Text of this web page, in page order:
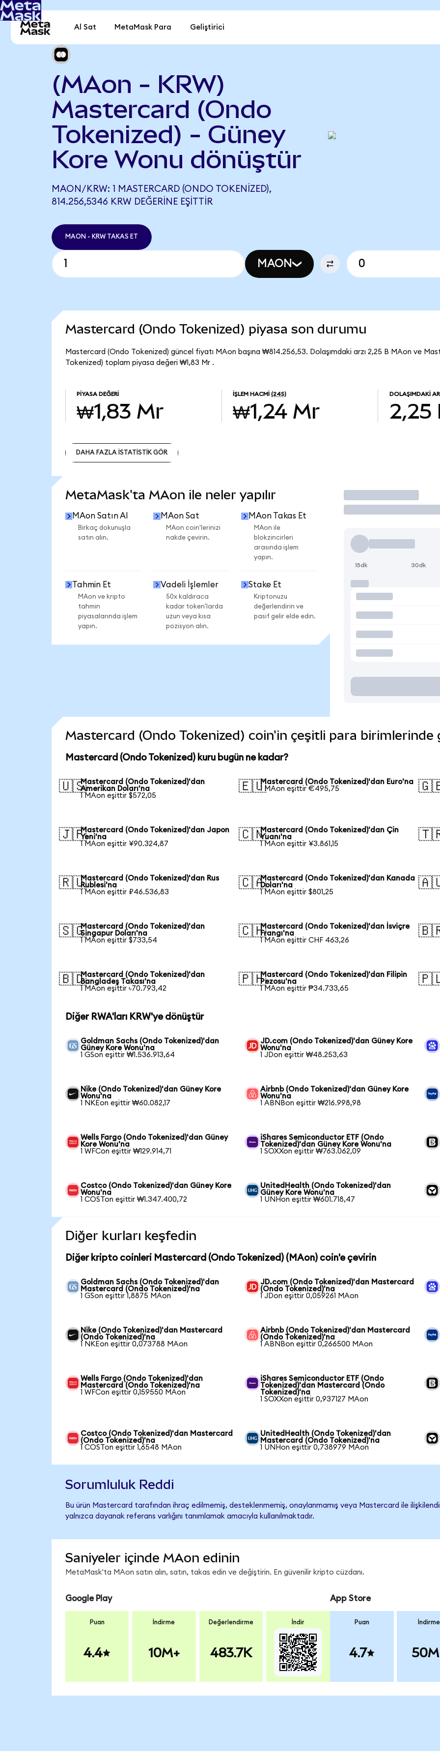
Al Sat MetaMask Para Geliştirici
(MAon - KRW)
Mastercard (Ondo
Tokenized) - Güney
Kore Wonu dönüştür
MAON/KRW: 1 MASTERCARD (ONDO TOKENIZED),
814.256,5346 KRW DEĞERINE EŞITTIR
MAON - KRW TAKAS ET
MAON
Mastercard (Ondo Tokenized) piyasa son durumu
Mastercard (Ondo Tokenized) güncel fiyatı MAon başına ₩814.256,53. Dolaşımdaki arzı 2,25 B MAon ve
Tokenized) toplam piyasa değeri ₩1,83 Mr .
PIYASA DEĞERI
₩1,83 Mr
İŞLEM HACMI (24S)
₩1,24 Mr
DOLAŞIMDAKI
2,25
DAHA FAZLA İSTATİSTİK GÖR
MetaMask'ta MAon ile neler yapılır
MAon Satın Al
Birkaç dokunuşla
satın alın.
MAon Sat
MAon coin'lerinizi
nakde çevirin.
MAon Takas Et
MAon ile
blokzincirleri
arasında işlem
yapın.
Tahmin Et
MAon ve kripto
tahmin
piyasalarında işlem
yapın.
Vadeli İşlemler
50x kaldıraca
kadar token'larda
uzun veya kısa
pozisyon alın.
Stake Et
Kriptonuzu
değerlendirin ve
pasif gelir elde edin.
İşlem Yap
15dk 30dk
Mastercard (Ondo Tokenized) coin'in çeşitli para birimlerinde
Mastercard (Ondo Tokenized) kuru bugün ne kadar?
🇺🇸Mastercard (Ondo Tokenized)'dan
Amerikan Doları'na
1 MAon eşittir $572,05
🇪🇺Mastercard (Ondo Tokenized)'dan Euro'na
1 MAon eşittir €495,75
🇯🇵Mastercard (Ondo Tokenized)'dan Japon
Yeni'na
1 MAon eşittir ¥90.324,87
🇨🇳Mastercard (Ondo Tokenized)'dan Çin
Yuanı'na
1 MAon eşittir ¥3.861,15
🇷🇺Mastercard (Ondo Tokenized)'dan Rus
Rublesi'na
1 MAon eşittir ₽46.536,83
🇨🇦Mastercard (Ondo Tokenized)'dan Kanada
Doları'na
1 MAon eşittir $801,25
🇸🇬Mastercard (Ondo Tokenized)'dan
Singapur Doları'na
1 MAon eşittir $733,54
🇨🇭Mastercard (Ondo Tokenized)'dan İsviçre
Frangı'na
1 MAon eşittir CHF 463,26
🇧🇩Mastercard (Ondo Tokenized)'dan
Bangladeş Takası'na
1 MAon eşittir ৳70.793,42
🇵🇭Mastercard (Ondo Tokenized)'dan Filipin
Pezosu'na
1 MAon eşittir ₱34.733,65
Diğer RWA'ları KRW'ye dönüştür
Goldman Sachs (Ondo Tokenized)'dan
Güney Kore Wonu'na
1 GSon eşittir ₩1.536.913,64
JD.com (Ondo Tokenized)'dan Güney Kore
Wonu'na
1 JDon eşittir ₩48.253,63
Nike (Ondo Tokenized)'dan Güney Kore
Wonu'na
1 NKEon eşittir ₩60.082,17
Airbnb (Ondo Tokenized)'dan Güney Kore
Wonu'na
1 ABNBon eşittir ₩216.998,98
Wells Fargo (Ondo Tokenized)'dan Güney
Kore Wonu'na
1 WFCon eşittir ₩129.914,71
iShares Semiconductor ETF (Ondo
Tokenized)'dan Güney Kore Wonu'na
1 SOXXon eşittir ₩763.062,09
Costco (Ondo Tokenized)'dan Güney Kore
Wonu'na
1 COSTon eşittir ₩1.347.400,72
UnitedHealth (Ondo Tokenized)'dan
Güney Kore Wonu'na
1 UNHon eşittir ₩601.718,47
Diğer kurları keşfedin
Diğer kripto coinleri Mastercard (Ondo Tokenized) (MAon) coin'e çevirin
Goldman Sachs (Ondo Tokenized)'dan
Mastercard (Ondo Tokenized)'na
1 GSon eşittir 1,8875 MAon
JD.com (Ondo Tokenized)'dan Mastercard
(Ondo Tokenized)'na
1 JDon eşittir 0,059261 MAon
Nike (Ondo Tokenized)'dan Mastercard
(Ondo Tokenized)'na
1 NKEon eşittir 0,073788 MAon
Airbnb (Ondo Tokenized)'dan Mastercard
(Ondo Tokenized)'na
1 ABNBon eşittir 0,266500 MAon
Wells Fargo (Ondo Tokenized)'dan
Mastercard (Ondo Tokenized)'na
1 WFCon eşittir 0,159550 MAon
iShares Semiconductor ETF (Ondo
Tokenized)'dan Mastercard (Ondo
Tokenized)'na
1 SOXXon eşittir 0,937127 MAon
Costco (Ondo Tokenized)'dan Mastercard
(Ondo Tokenized)'na
1 COSTon eşittir 1,6548 MAon
UnitedHealth (Ondo Tokenized)'dan
Mastercard (Ondo Tokenized)'na
1 UNHon eşittir 0,738979 MAon
Sorumluluk Reddi
Bu ürün Mastercard tarafından ihraç edilmemiş, desteklenmemiş, onaylanmamış veya Mastercard ile
yalnızca dayanak referans varlığını tanımlamak amacıyla kullanılmaktadır.
Saniyeler içinde MAon edinin
MetaMask'ta MAon satın alın, satın, takas edin ve değiştirin. En güvenilir kripto cüzdanı.
Google Play
Puan
4.4
İndirme
10M+
Değerlendirme
483.7K
İndir
App Store
Puan
4.7
İndirme